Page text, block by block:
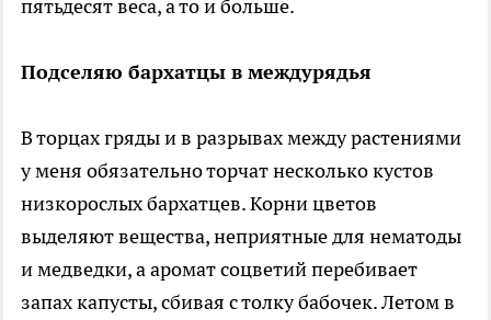
пятьдесят веса, а то и больше.
Подселяю бархатцы в междурядья
В торцах гряды и в разрывах между растениями
у меня обязательно торчат несколько кустов
низкорослых бархатцев. Корни цветов
выделяют вещества, неприятные для нематоды
и медведки, а аромат соцветий перебивает
запах капусты, сбивая с толку бабочек. Летом в